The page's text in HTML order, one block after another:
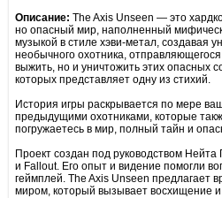
Описание: The Axis Unseen — это
но опасный мир, наполненный
музыкой в стиле хэви-метал, создавая
необычного охотника,
выжить, но и уничтожить этих опасных
которых представляет одну из стихий.
История игры раскрывается по мере
предыдущими охотниками, которые
погружаетесь в мир, полный тайн и
Проект создан под руководством
и Fallout. Его опыт и видение помогли
геймплей. The Axis Unseen
миром, который вызывает восхищение